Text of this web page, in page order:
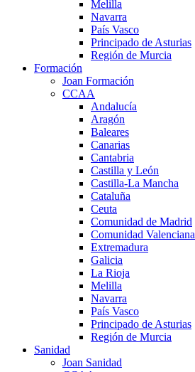
Melilla
Navarra
País Vasco
Principado de Asturias
Región de Murcia
Formación
Joan Formación
CCAA
Andalucía
Aragón
Baleares
Canarias
Cantabria
Castilla y León
Castilla-La Mancha
Cataluña
Ceuta
Comunidad de Madrid
Comunidad Valenciana
Extremadura
Galicia
La Rioja
Melilla
Navarra
País Vasco
Principado de Asturias
Región de Murcia
Sanidad
Joan Sanidad